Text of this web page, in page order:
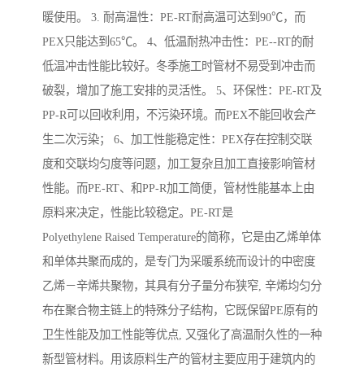
暖使用。 3. 耐高温性：PE-RT耐高温可达到90℃，而
PEX只能达到65℃。 4、低温耐热冲击性：PE--RT的耐
低温冲击性能比较好。冬季施工时管材不易受到冲击而
破裂，增加了施工安排的灵活性。 5、环保性：PE-RT及
PP-R可以回收利用，不污染环境。而PEX不能回收会产
生二次污染； 6、加工性能稳定性：PEX存在控制交联
度和交联均匀度等问题，加工复杂且加工直接影响管材
性能。而PE-RT、和PP-R加工简便，管材性能基本上由
原料来决定，性能比较稳定。PE-RT是
Polyethylene Raised Temperature的简称，它是由乙烯单体
和单体共聚而成的，是专门为采暖系统而设计的中密度
乙烯－辛烯共聚物，其具有分子量分布狭窄, 辛烯均匀分
布在聚合物主链上的特殊分子结构，它既保留PE原有的
卫生性能及加工性能等优点, 又强化了高温耐久性的一种
新型管材料。用该原料生产的管材主要应用于建筑内的